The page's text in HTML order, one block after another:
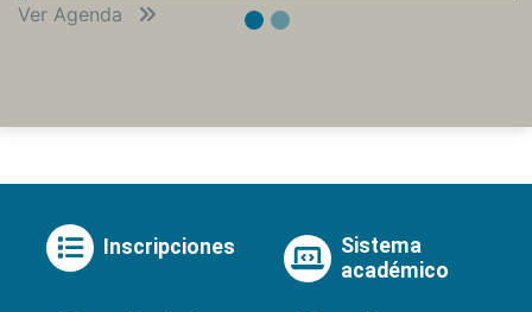
Ver Agenda
Inscripciones
Sistema
académico